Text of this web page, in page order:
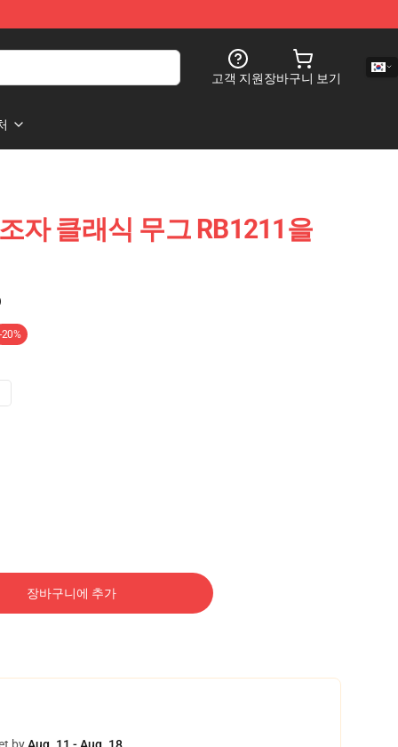
고객 지원장바구니 보기
자 클래식 무그 RB1211을
-20%
장바구니에 추가